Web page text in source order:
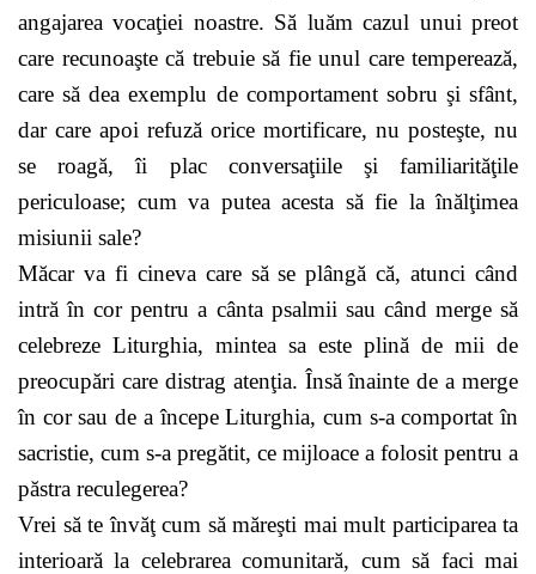
angajarea vocaţiei noastre. Să luăm cazul unui preot
care recu­noaşte că trebuie să fie unul care temperează,
care să dea exemplu de comportament sobru şi sfânt,
dar care apoi refuză orice mortificare, nu posteşte, nu
se roagă, îi plac conversaţiile şi familiarităţile
periculoase; cum va putea acesta să fie la înălţimea
misiunii sale?
Măcar va fi cineva care să se plângă că, atunci când
intră în cor pentru a cânta psalmii sau când merge să
cele­breze Liturghia, mintea sa este plină de mii de
preo­cupări care distrag atenţia. Însă înainte de a merge
în cor sau de a începe Liturghia, cum s-a comportat în
sacristie, cum s-a pregătit, ce mijloace a folosit pentru a
păstra recu­legerea?
Vrei să te învăţ cum să măreşti mai mult participarea ta
interioară la celebrarea comunitară, cum să faci mai